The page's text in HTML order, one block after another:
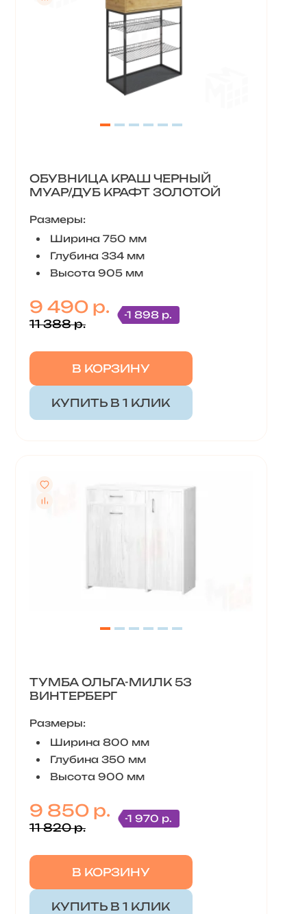
ОБУВНИЦА КРАШ ЧЕРНЫЙ
МУАР/ДУБ КРАФТ ЗОЛОТОЙ
Размеры:
Ширина 750 мм
Глубина 334 мм
Высота 905 мм
9 490 р.
11 388 р.
-1 898 р.
В КОРЗИНУ
КУПИТЬ В 1 КЛИК
ТУМБА ОЛЬГА-МИЛК 53
ВИНТЕРБЕРГ
Размеры:
Ширина 800 мм
Глубина 350 мм
Высота 900 мм
9 850 р.
11 820 р.
-1 970 р.
В КОРЗИНУ
КУПИТЬ В 1 КЛИК